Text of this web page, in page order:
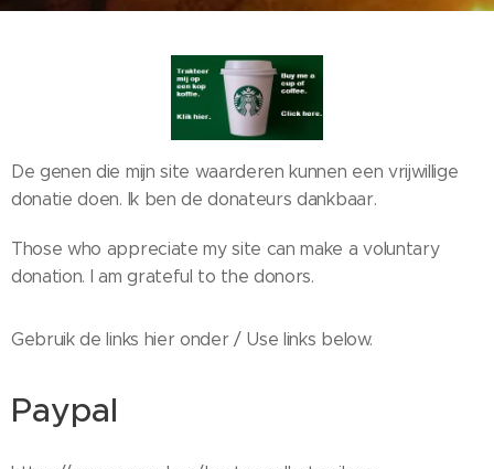
De genen die mijn site waarderen kunnen een vrijwillige
donatie doen. Ik ben de donateurs dankbaar.
Those who appreciate my site can make a voluntary
donation. I am grateful to the donors.
Gebruik de links hier onder / Use links below.
Paypal